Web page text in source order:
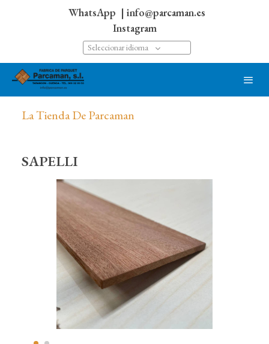
WhatsApp | info@parcaman.es
Instagram
Seleccionar idioma
La Tienda De Parcaman
SAPELLI